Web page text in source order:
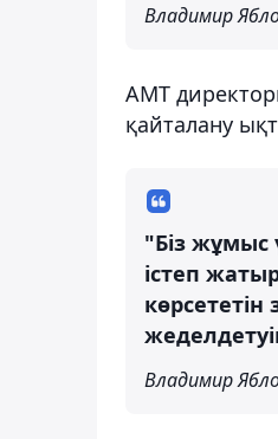
Владимир
АМТ
қайталану
"Біз жұмыс
істеп
Владимир